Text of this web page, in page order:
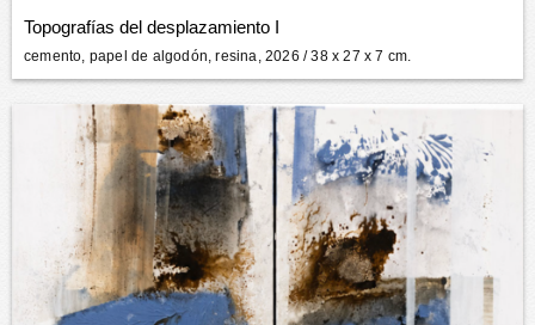
Topografías del desplazamiento I
cemento, papel de algodón, resina, 2026 / 38 x 27 x 7 cm.